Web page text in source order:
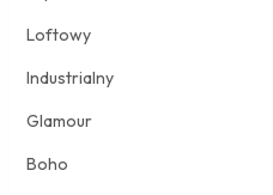
Loftowy
Industrialny
Glamour
Boho